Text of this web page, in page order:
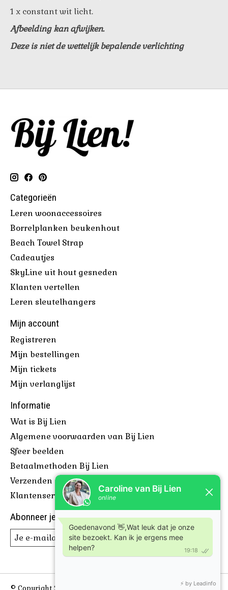
1 x constant wit licht.
Afbeelding kan afwijken.
Deze is niet de wettelijk bepalende verlichting
Categorieën
Leren woonaccessoires
Borrelplanken beukenhout
Beach Towel Strap
Cadeautjes
SkyLine uit hout gesneden
Klanten vertellen
Leren sleutelhangers
Mijn account
Registreren
Mijn bestellingen
Mijn tickets
Mijn verlanglijst
Informatie
Wat is Bij Lien
Algemene voorwaarden van Bij Lien
Sfeer beelden
Betaalmethoden Bij Lien
Verzenden & retourneren
Klantenservice Bij Lien
Abonneer je op onze nieuwsbrief
Abonneer
© Copyright 2026 Bijlien, voor leuke borrelplanken en meer